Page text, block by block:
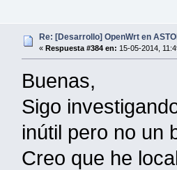
Re: [Desarrollo] OpenWrt en
« Respuesta #384 en: 15-05-2014,
Buenas,
Sigo
inútil pero no
Creo que he